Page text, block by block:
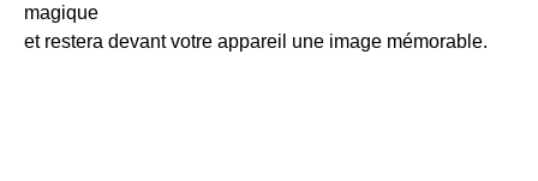
magique
et restera devant votre appareil une image mémorable.